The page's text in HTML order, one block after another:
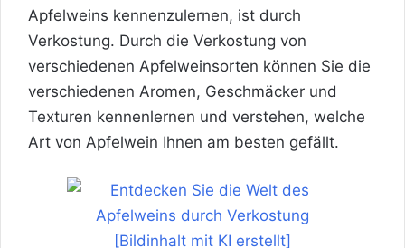
Apfelweins kennenzulernen, ist durch
Verkostung. Durch die Verkostung von
verschiedenen Apfelweinsorten können Sie die
verschiedenen Aromen, Geschmäcker und
Texturen kennenlernen und verstehen, welche
Art von Apfelwein Ihnen am besten gefällt.